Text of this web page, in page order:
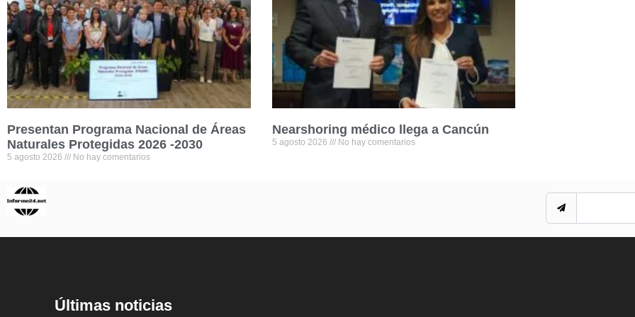
Presentan Programa Nacional de Áreas
Naturales Protegidas 2026 -2030
5 agosto 2026 No hay comentarios
Nearshoring médico llega a Cancún
5 agosto 2026 No hay comentarios
Últimas noticias